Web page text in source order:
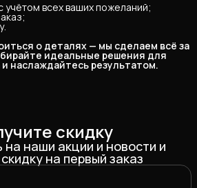
учётом всех ваших пожеланий;
о деталях — мы сделаем всё за
идеальные решения для
наслаждайтесь результатом.
скидку
наши акции и новости и
на первый заказ